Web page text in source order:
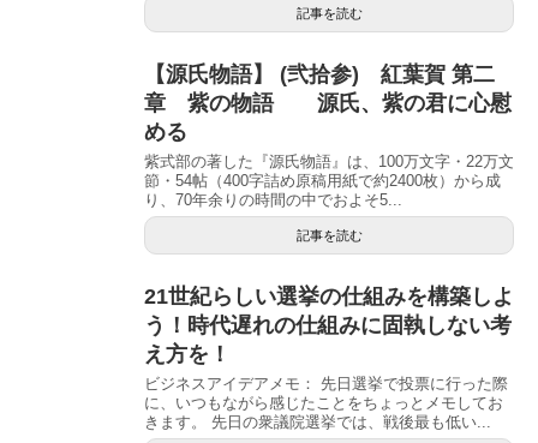
記事を読む
【源氏物語】 (弐拾参) 紅葉賀 第二
章 紫の物語 源氏、紫の君に心慰
める
紫式部の著した『源氏物語』は、100万文字・22万文
節・54帖（400字詰め原稿用紙で約2400枚）から成
り、70年余りの時間の中でおよそ5...
記事を読む
21世紀らしい選挙の仕組みを構築しよ
う！時代遅れの仕組みに固執しない考
え方を！
ビジネスアイデアメモ： 先日選挙で投票に行った際
に、いつもながら感じたことをちょっとメモしてお
きます。 先日の衆議院選挙では、戦後最も低い...